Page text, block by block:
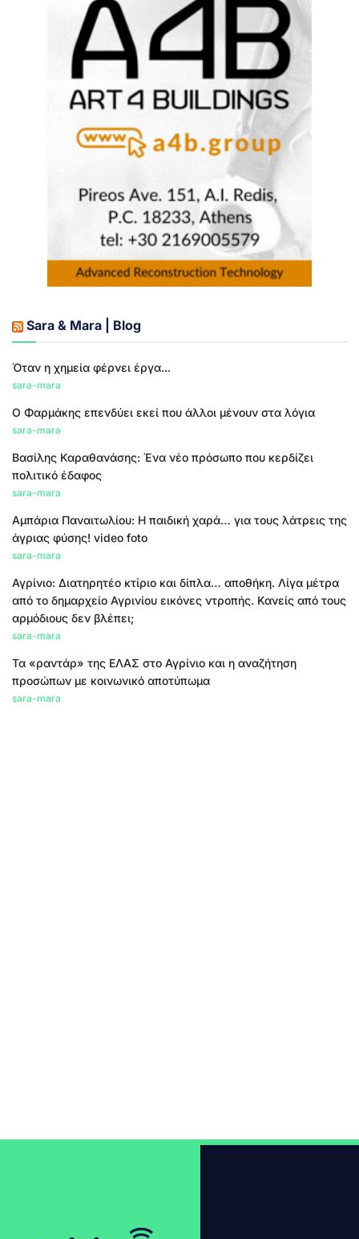
Sara & Mara | Blog
Όταν η χημεία φέρνει έργα...
sara-mara
Ο Φαρμάκης επενδύει εκεί που άλλοι μένουν στα λόγια
sara-mara
Βασίλης Καραθανάσης: Ένα νέο πρόσωπο που κερδίζει
πολιτικό έδαφος
sara-mara
Αμπάρια Παναιτωλίου: Η παιδική χαρά… για τους λάτρεις της
άγριας φύσης! video foto
sara-mara
Αγρίνιο: Διατηρητέο κτίριο και δίπλα… αποθήκη. Λίγα μέτρα
από το δημαρχείο Αγρινίου εικόνες ντροπής. Κανείς από τους
αρμόδιους δεν βλέπει;
sara-mara
Τα «ραντάρ» της ΕΛΑΣ στο Αγρίνιο και η αναζήτηση
προσώπων με κοινωνικό αποτύπωμα
sara-mara